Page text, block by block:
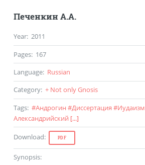
Печенкин А.А.
Year: 2011
Pages: 167
Language: Russian
Category: + Not only Gnosis
Tags: #Андрогин #Диссертация #Иудаизм
Александрийский [...]
Download: PDF
Synopsis: